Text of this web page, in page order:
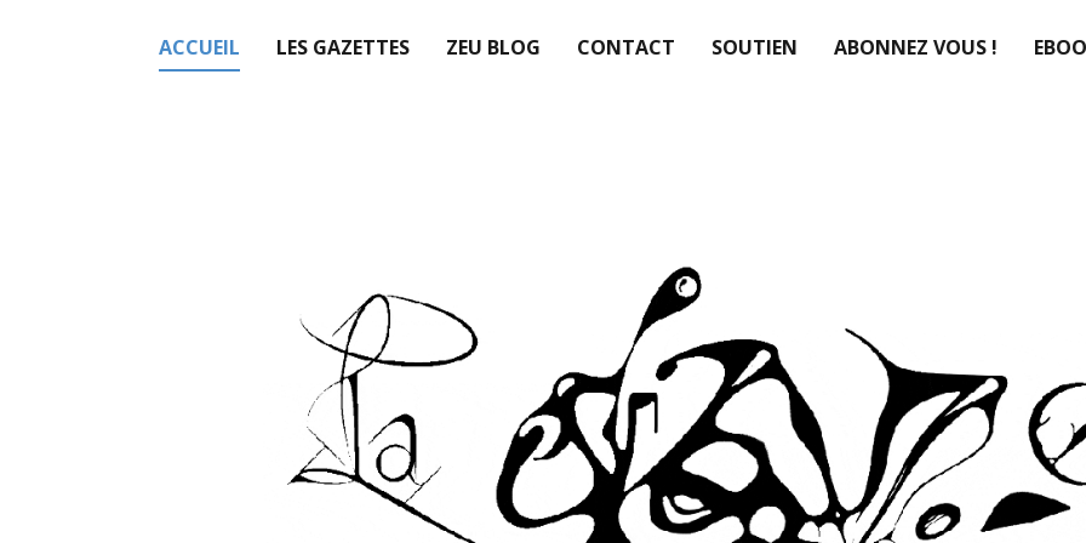
ACCUEIL LES GAZETTES ZEU BLOG CONTACT SOUTIEN ABONNEZ VOUS !